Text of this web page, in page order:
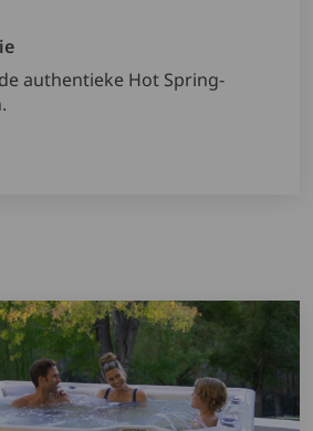
authentieke Hot Spring-